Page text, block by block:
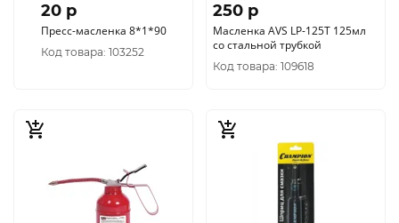
20 p
Пресс-масленка 8*1*90
Код товара: 103252
250 p
Масленка AVS LP-125T 125мл
со стальной трубкой
Код товара: 109618